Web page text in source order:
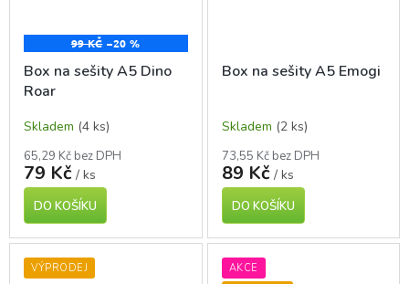
99 KČ –20 %
Box na sešity A5 Dino
Roar
Skladem (4 ks)
65,29 Kč bez DPH
79 Kč / ks
DO KOŠÍKU
Box na sešity A5 Emogi
Skladem (2 ks)
73,55 Kč bez DPH
89 Kč / ks
DO KOŠÍKU
VÝPRODEJ
AKCE